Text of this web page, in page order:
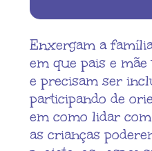
Enxergam a
em que pais e
e precisam ser
participando de
em como lidar
as crianças